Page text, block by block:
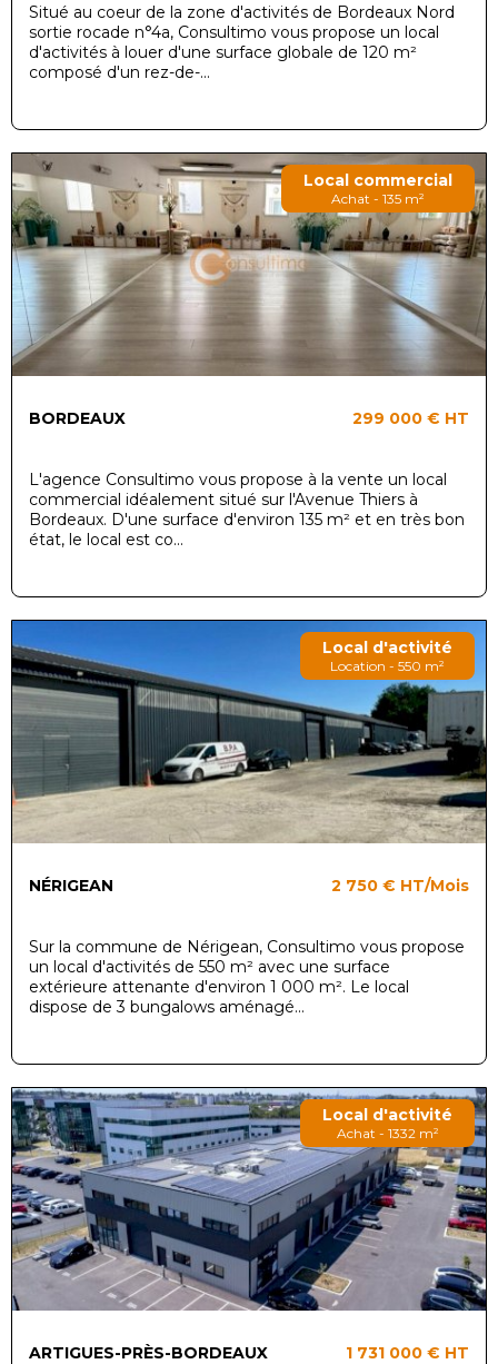
Situé au coeur de la zone d'activités de Bordeaux Nord
sortie rocade n°4a, Consultimo vous propose un local
d'activités à louer d'une surface globale de 120 m²
composé d'un rez-de-...
Local commercial
Achat - 135 m²
BORDEAUX 299 000 € HT
L'agence Consultimo vous propose à la vente un local
commercial idéalement situé sur l'Avenue Thiers à
Bordeaux. D'une surface d'environ 135 m² et en très bon
état, le local est co...
Local d'activité
Location - 550 m²
NÉRIGEAN 2 750 € HT/Mois
Sur la commune de Nérigean, Consultimo vous propose
un local d'activités de 550 m² avec une surface
extérieure attenante d'environ 1 000 m². Le local
dispose de 3 bungalows aménagé...
Local d'activité
Achat - 1332 m²
ARTIGUES-PRÈS-BORDEAUX 1 731 000 € HT